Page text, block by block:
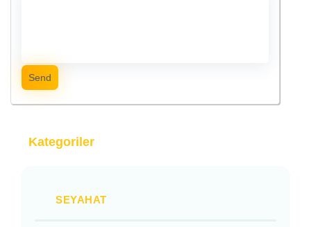
Send
Kategoriler
SEYAHAT